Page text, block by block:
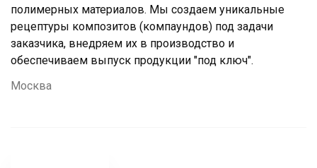
полимерных материалов. Мы создаем уникальные
рецептуры композитов (компаундов) под задачи
заказчика, внедряем их в производство и
обеспечиваем выпуск продукции "под ключ".
Москва